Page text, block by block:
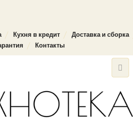
Кухня в кредит
Доставка и сборка
Контакты